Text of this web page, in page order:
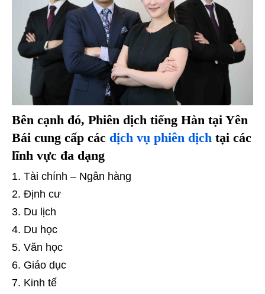
Bên cạnh đó, Phiên dịch tiếng Hàn tại Yên
Bái cung cấp các dịch vụ phiên dịch tại các
lĩnh vực đa dạng
Tài chính – Ngân hàng
Định cư
Du lịch
Du học
Văn học
Giáo dục
Kinh tế